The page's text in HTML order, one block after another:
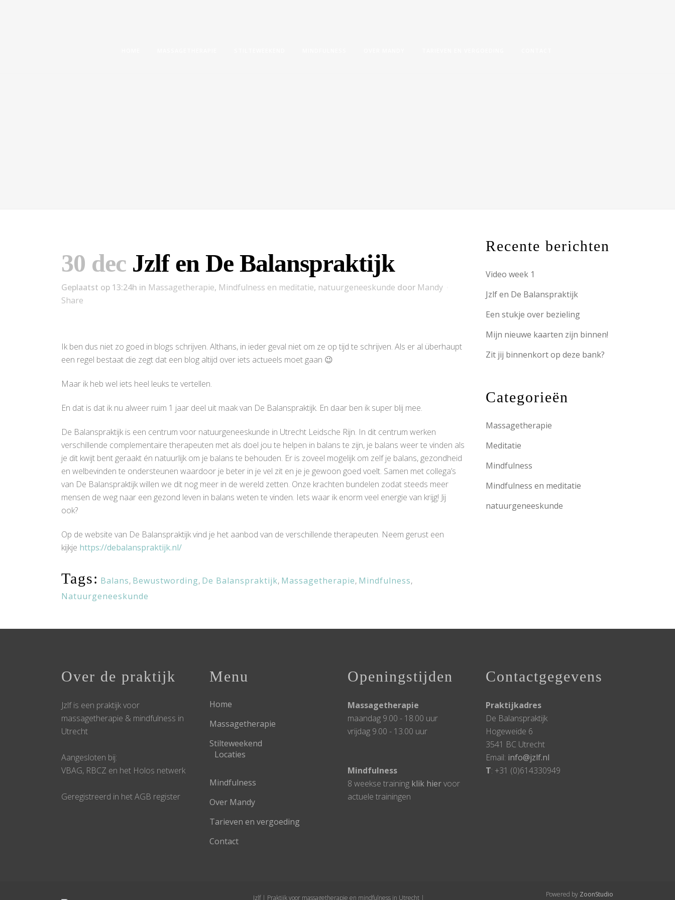
30 dec Jzlf en De Balanspraktijk
Geplaatst op 13:24h in Massagetherapie, Mindfulness en meditatie, natuurgeneeskunde door Mandy
Share
Ik ben dus niet zo goed in blogs schrijven. Althans, in ieder geval niet om ze op tijd te schrijven. Als er al überhaupt
een regel bestaat die zegt dat een blog altijd over iets actueels moet gaan 😉
Maar ik heb wel iets heel leuks te vertellen.
En dat is dat ik nu alweer ruim 1 jaar deel uit maak van De Balanspraktijk. En daar ben ik super blij mee.
De Balanspraktijk is een centrum voor natuurgeneeskunde in Utrecht Leidsche Rijn. In dit centrum werken
verschillende complementaire therapeuten met als doel jou te helpen in balans te zijn, je balans weer te vinden als
je dit kwijt bent geraakt én natuurlijk om je balans te behouden. Er is zoveel mogelijk om zelf je balans, gezondheid
en welbevinden te ondersteunen waardoor je beter in je vel zit en je je gewoon goed voelt. Samen met collega’s
van De Balanspraktijk willen we dit nog meer in de wereld zetten. Onze krachten bundelen zodat steeds meer
mensen de weg naar een gezond leven in balans weten te vinden. Iets waar ik enorm veel energie van krijg! Jij
ook?
Op de website van De Balanspraktijk vind je het aanbod van de verschillende therapeuten. Neem gerust een
kijkje https://debalanspraktijk.nl/
Tags: Balans, Bewustwording, De Balanspraktijk, Massagetherapie, Mindfulness,
Natuurgeneeskunde
Recente berichten
Video week 1
Jzlf en De Balanspraktijk
Een stukje over bezieling
Mijn nieuwe kaarten zijn binnen!
Zit jij binnenkort op deze bank?
Categorieën
Massagetherapie
Meditatie
Mindfulness
Mindfulness en meditatie
natuurgeneeskunde
Over de praktijk
Jzlf is een praktijk voor
massagetherapie & mindfulness in
Utrecht
Aangesloten bij:
VBAG, RBCZ en het Holos netwerk
Geregistreerd in het AGB register
Menu
Home
Massagetherapie
Stilteweekend
Locaties
Mindfulness
Over Mandy
Tarieven en vergoeding
Contact
Openingstijden
Massagetherapie
maandag 9.00 - 18.00 uur
vrijdag 9.00 - 13.00 uur
Mindfulness
8 weekse training klik hiervoor
actuele trainingen
Contactgegevens
Praktijkadres
De Balanspraktijk
Hogeweide 6
3541 BC Utrecht
Email: info@jzlf.nl
T: +31 (0)614330949
Jzlf | Praktijk voor massagetherapie en mindfulness in Utrecht | Powered by ZoonStudio